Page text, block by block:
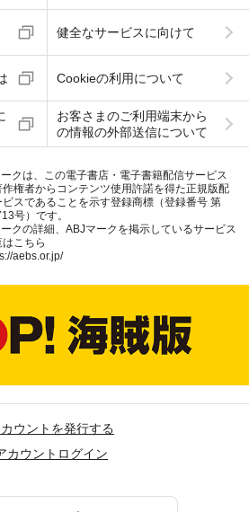
健全なサービスに向けて
Cookieの利用について
お客さまのご利用端末から
の情報の外部送信について
クは、この電子書店・電子書籍配信サービス
作権者からコンテンツ使用許諾を得た正規版配
ビスであることを示す登録商標（登録番号 第
号）です。
クの詳細、ABJマークを掲示しているサービス
こちら
aebs.or.jp/
ウントを発行する
カウントログイン